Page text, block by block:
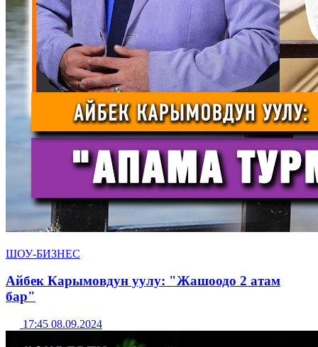
ШОУ-БИЗНЕС
Айбек Карымовдун уулу: "Жашоодо 2 атам
бар"
17:45 08.09.2024